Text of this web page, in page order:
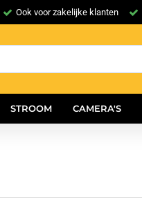
Ook voor zakelijke klanten
STROOM CAMERA'S